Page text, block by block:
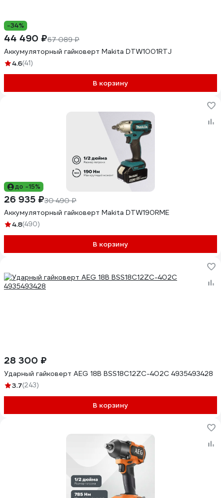
-34%
44 490 ₽67 089 ₽
Аккумуляторный гайковерт Makita DTW1001RTJ
4.6(41)
В корзину
до -15%
26 935 ₽30 490 ₽
Аккумуляторный гайковерт Makita DTW190RME
4.8(490)
В корзину
28 300 ₽
Ударный гайковерт AEG 18В BSS18C12ZC-402C 4935493428
3.7(243)
В корзину